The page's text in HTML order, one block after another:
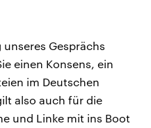
Gesprächs
einen Konsens, ein
im Deutschen
also auch für die
und Linke mit ins Boot